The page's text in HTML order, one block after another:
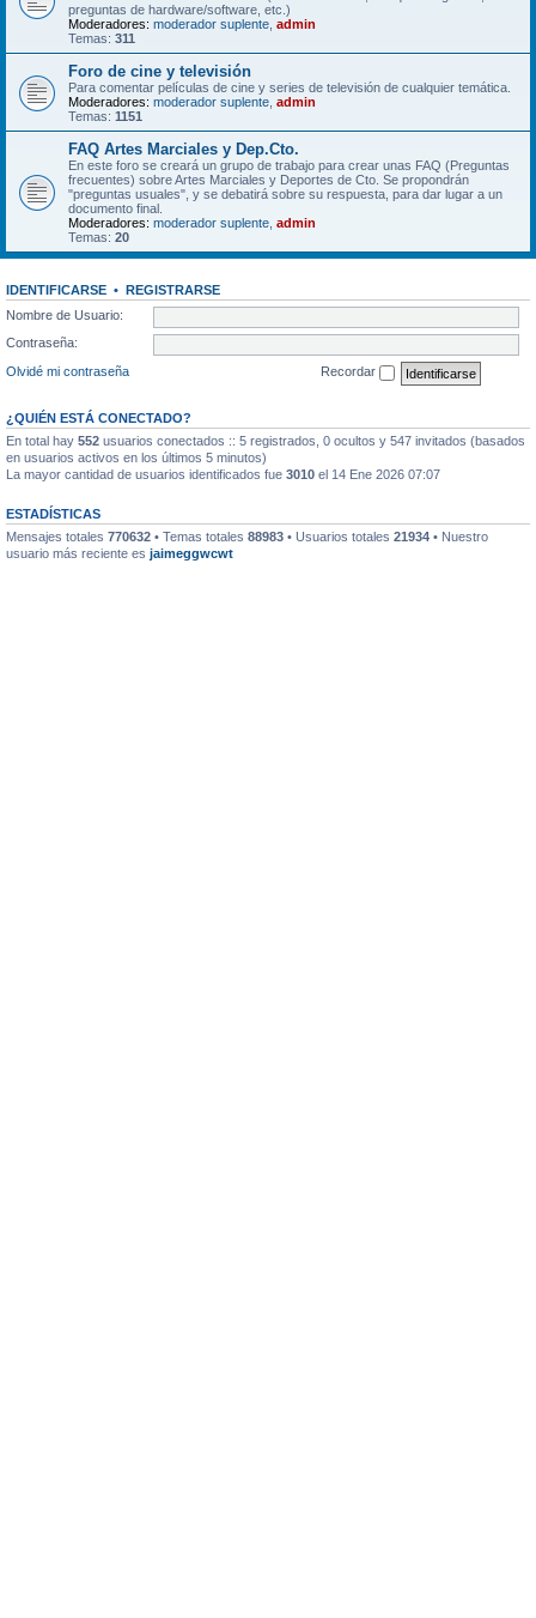
preguntas de hardware/software, etc.)
Moderadores: moderador suplente admin
Temas: 311
Foro de cine y televisión
Para comentar películas de cine y series de televisión de cualquier temática.
Moderadores: moderador suplente admin
Temas: 1151
FAQ Artes Marciales y Dep.Cto.
En este foro se creará un grupo de trabajo para crear unas FAQ (Preguntas
frecuentes) sobre Artes Marciales y Deportes de Cto. Se propondrán
"preguntas usuales", y se debatirá sobre su respuesta, para dar lugar a un
documento final.
Moderadores: moderador suplente admin
Temas: 20
IDENTIFICARSE • REGISTRARSE
Nombre de Usuario:
Contraseña:
Olvidé mi contraseña
Recordar
¿QUIÉN ESTÁ CONECTADO?
En total hay 552 usuarios conectados :: 5 registrados, 0 ocultos y 547 invitados (basados
en usuarios activos en los últimos 5 minutos)
La mayor cantidad de usuarios identificados fue 3010 el 14 Ene 2026 07:07
ESTADÍSTICAS
Mensajes totales 770632 • Temas totales 88983 • Usuarios totales 21934 • Nuestro
usuario más reciente es jaimeggwcwt